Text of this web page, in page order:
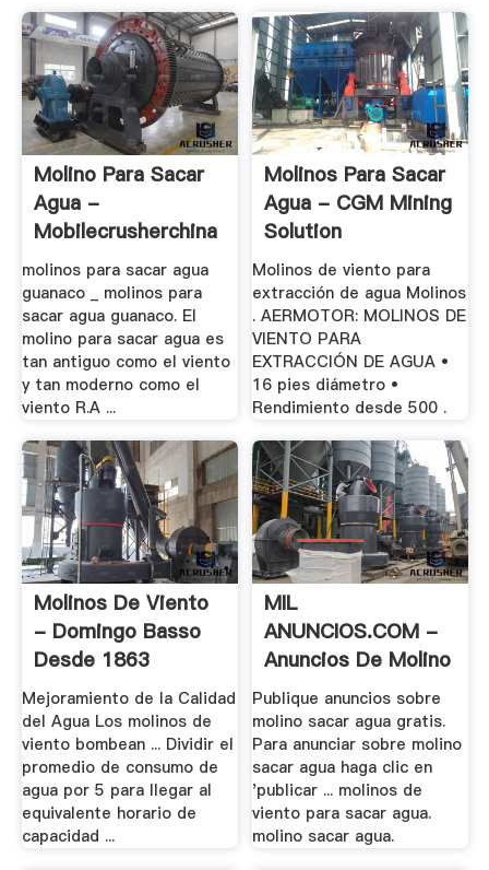
Molino Para Sacar
Agua -
Mobilecrusherchina
molinos para sacar agua
guanaco _ molinos para
sacar agua guanaco. El
molino para sacar agua es
tan antiguo como el viento
y tan moderno como el
viento R.A ...
Molinos Para Sacar
Agua - CGM Mining
Solution
Molinos de viento para
extracción de agua Molinos
. AERMOTOR: MOLINOS DE
VIENTO PARA
EXTRACCIÓN DE AGUA •
16 pies diámetro •
Rendimiento desde 500 .
Molinos De Viento
- Domingo Basso
Desde 1863
Mejoramiento de la Calidad
del Agua Los molinos de
viento bombean ... Dividir el
promedio de consumo de
agua por 5 para llegar al
equivalente horario de
capacidad ...
MIL
ANUNCIOS.COM -
Anuncios De Molino
Sacar .
Publique anuncios sobre
molino sacar agua gratis.
Para anunciar sobre molino
sacar agua haga clic en
'publicar ... molinos de
viento para sacar agua.
molino sacar agua.